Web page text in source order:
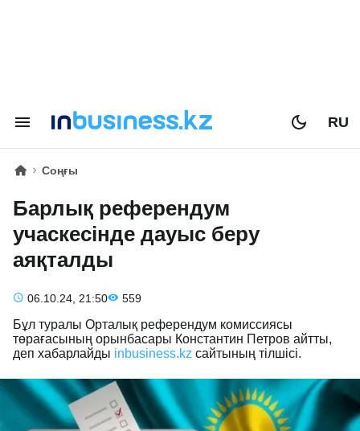
RU
Соңғы
Барлық референдум
учаскесінде дауыс беру
аяқталды
06.10.24, 21:50 559
Бұл туралы Орталық референдум комиссиясы
төрағасының орынбасары Константин Петров айтты,
деп хабарлайды inbusiness.kz сайтының тілшісі.